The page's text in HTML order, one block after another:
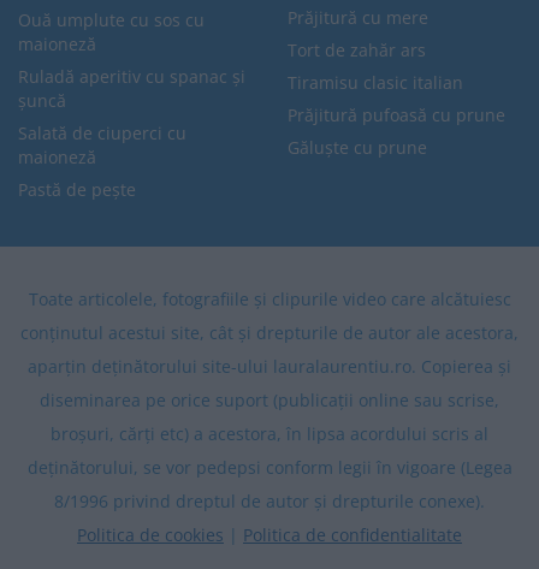
Ouă umplute cu sos cu
maioneză
Ruladă aperitiv cu spanac și
șuncă
Salată de ciuperci cu
maioneză
Pastă de pește
Prăjitură cu mere
Tort de zahăr ars
Tiramisu clasic italian
Prăjitură pufoasă cu prune
Găluște cu prune
Toate articolele, fotografiile și clipurile video care alcătuiesc
conținutul acestui site, cât și drepturile de autor ale acestora,
aparțin deținătorului site-ului lauralaurentiu.ro. Copierea și
diseminarea pe orice suport (publicații online sau scrise,
broșuri, cărți etc) a acestora, în lipsa acordului scris al
deținătorului, se vor pedepsi conform legii în vigoare (Legea
8/1996 privind dreptul de autor și drepturile conexe).
Politica de cookies | Politica de confidentialitate